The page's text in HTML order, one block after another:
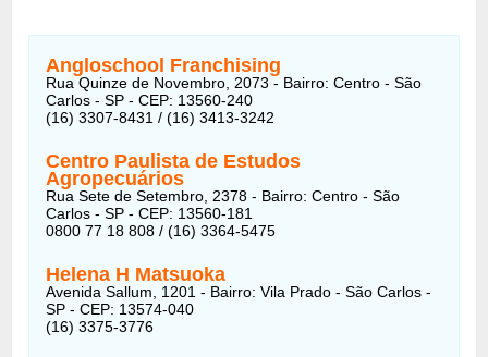
Angloschool Franchising
Rua Quinze de Novembro, 2073 - Bairro: Centro - São
Carlos - SP - CEP: 13560-240
(16) 3307-8431 / (16) 3413-3242
Centro Paulista de Estudos
Agropecuários
Rua Sete de Setembro, 2378 - Bairro: Centro - São
Carlos - SP - CEP: 13560-181
0800 77 18 808 / (16) 3364-5475
Helena H Matsuoka
Avenida Sallum, 1201 - Bairro: Vila Prado - São Carlos -
SP - CEP: 13574-040
(16) 3375-3776